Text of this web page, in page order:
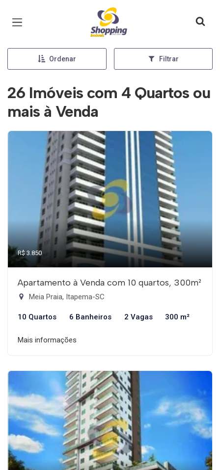
Página inicial
Ordenar Filtrar
26 Imóveis com 4 Quartos ou
mais à Venda
R$ 3.850
Apartamento à Venda com 10 quartos, 300m²
Meia Praia, Itapema-SC
10 Quartos 6 Banheiros 2 Vagas 300 m²
Mais informações